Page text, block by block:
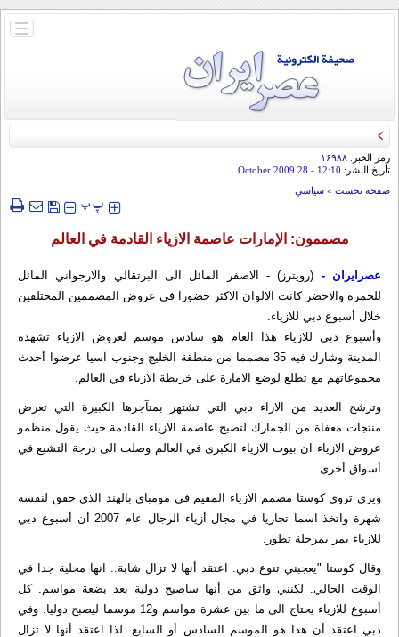
باز
رمز الخبر: ۱۶۹۸۸
تأريخ النشر: 12:10
- 28 October 2009
صفحه نخست » سياسي
‍‍‍ پپ
مصممون: الإمارات عاصمة الازياء القادمة في العالم
عصرایران - (رويترز) - الاصفر المائل الى البرتقالي والارجواني المائل
للحمرة والاخضر كانت الالوان الاكثر حضورا في عروض المصممين المختلفين
خلال أسبوع دبي للازياء.
وأسبوع دبي للازياء هذا العام هو سادس موسم لعروض الازياء تشهده
المدينة وشارك فيه 35 مصمما من منطقة الخليج وجنوب آسيا عرضوا أحدث
مجموعاتهم مع تطلع لوضع الامارة على خريطة الازياء في العالم.
وترشح العديد من الاراء دبي التي تشتهر بمتآجرها الكبيرة التي تعرض
منتجات معفاة من الجمارك لتصبح عاصمة الازياء القادمة حيث يقول منظمو
عروض الازياء ان بيوت الازياء الكبرى في العالم وصلت الى درجة التشبع في
أسواق أخرى.
ويرى تروي كوستا مصمم الازياء المقيم في مومباي بالهند الذي حقق لنفسه
شهرة واتخذ اسما تجاريا في مجال أزياء الرجال عام 2007 أن أسبوع دبي
للازياء يمر بمرحلة تطور.
وقال كوستا "يعجبني تنوع دبي. اعتقد أنها لا تزال شابة.. انها محلية جدا في
الوقت الحالي. لكنني واثق من أنها ساصبح دولية بعد بضعة مواسم. كل
أسبوع للازياء يحتاج الى ما بين عشرة مواسم و12 موسما ليصبح دوليا. وفي
دبي اعتقد أن هذا هو الموسم السادس أو السابع. لذا اعتقد أنها لا تزال